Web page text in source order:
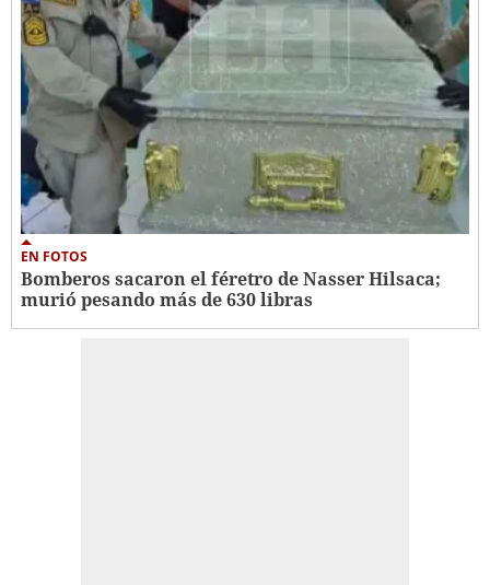
EN FOTOS
Bomberos sacaron el féretro de Nasser Hilsaca;
murió pesando más de 630 libras